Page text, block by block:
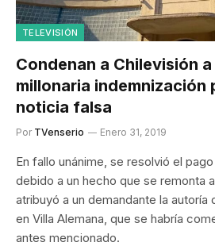
TELEVISIÓN
Condenan a Chilevisión
millonaria indemnización
noticia falsa
Por TVenserio Enero 31, 2019
En fallo unánime, se resolvió el
debido a un hecho que se remonta
atribuyó a un demandante la
en Villa Alemana, que se habría
antes mencionado.